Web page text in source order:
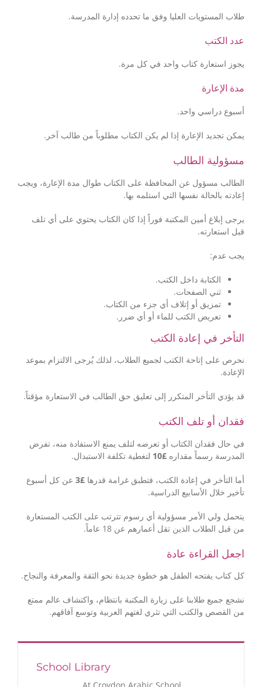
طلاب المستويات العليا وفق ما تحدده إدارة المدرسة.
عدد الكتب
يجوز استعارة كتاب واحد في كل مرة.
مدة الإعارة
أسبوع دراسي واحد.
يمكن تجديد الإعارة إذا لم يكن الكتاب مطلوباً من طالب آخر.
مسؤولية الطالب
الطالب مسؤول عن المحافظة على الكتاب طوال مدة الإعارة، ويجب
إعادته بالحالة نفسها التي استلمه بها.
يرجى إبلاغ أمين المكتبة فوراً إذا كان الكتاب يحتوي على أي تلف
قبل استعارته.
يجب عدم:
الكتابة داخل الكتب.
ثني الصفحات.
تمزيق أو إتلاف أي جزء من الكتاب.
تعريض الكتب للماء أو أي ضرر.
التأخر في إعادة الكتب
نحرص على إتاحة الكتب لجميع الطلاب، لذلك يُرجى الالتزام بموعد
الإعادة.
قد يؤدي التأخر المتكرر إلى تعليق حق الطالب في الاستعارة مؤقتاً.
فقدان أو تلف الكتب
في حال فقدان الكتاب أو تعرضه لتلف يمنع الاستفادة منه، تفرض
المدرسة رسماً مقداره £10 لتغطية تكلفة الاستبدال.
أما التأخر في إعادة الكتب، فتطبق غرامة قدرها £3
عن كل أسبوع
تأخير خلال الأسابيع الدراسية.
يتحمل ولي الأمر مسؤولية أي رسوم تترتب على الكتب المستعارة
من قبل الطلاب الذين تقل أعمارهم عن 18 عاماً.
اجعل القراءة عادة
كل كتاب يفتحه الطفل هو خطوة جديدة نحو الثقة والمعرفة والنجاح.
نشجع جميع طلابنا على زيارة المكتبة بانتظام، واكتشاف عالم ممتع
من القصص والكتب التي تثري لغتهم العربية وتوسع آفاقهم.
School Library